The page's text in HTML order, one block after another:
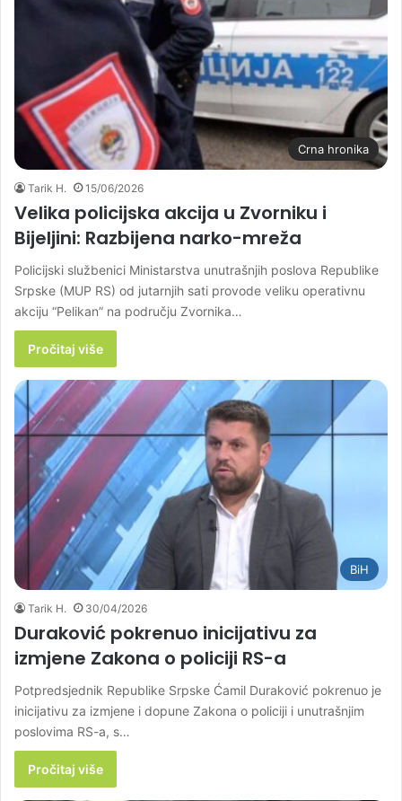
Crna hronika
Tarik H. 15/06/2026
Velika policijska akcija u Zvorniku i
Bijeljini: Razbijena narko-mreža
Policijski službenici Ministarstva unutrašnjih poslova Republike
Srpske (MUP RS) od jutarnjih sati provode veliku operativnu
akciju “Pelikan” na području Zvornika…
Pročitaj više
BiH
Tarik H. 30/04/2026
Duraković pokrenuo inicijativu za
izmjene Zakona o policiji RS-a
Potpredsjednik Republike Srpske Ćamil Duraković pokrenuo je
inicijativu za izmjene i dopune Zakona o policiji i unutrašnjim
poslovima RS-a, s…
Pročitaj više